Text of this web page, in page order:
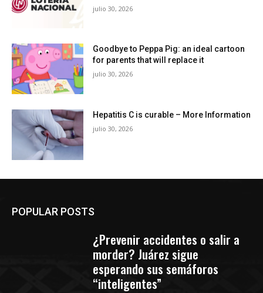
julio 30, 2026
Goodbye to Peppa Pig: an ideal cartoon
for parents that will replace it
julio 30, 2026
Hepatitis C is curable – More Information
julio 30, 2026
POPULAR POSTS
¿Prevenir accidentes o salir a
morder? Juárez sigue
esperando sus semáforos
“inteligentes”